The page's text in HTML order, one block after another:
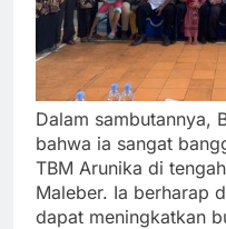
Dalam sambutannya,
bahwa ia sangat
TBM Arunika di
Maleber. Ia berharap
dapat meningkatkan